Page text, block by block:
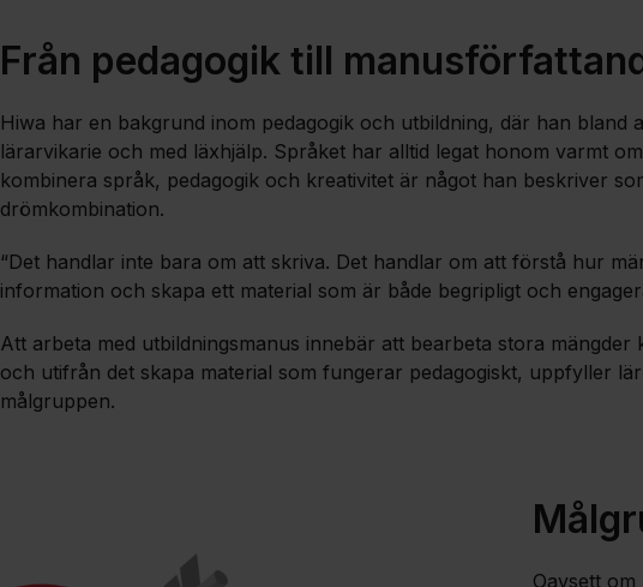
Från pedagogik till
Hiwa har en bakgrund inom pedagogik och utbildning, där han bland
lärarvikarie och med läxhjälp. Språket har alltid legat honom varmt
kombinera språk, pedagogik och kreativitet är något han beskriver
drömkombination.
“Det handlar inte bara om att skriva. Det handlar om att förstå hur
information och skapa ett material som är både begripligt och
Att arbeta med utbildningsmanus innebär att bearbeta stora mängder
och utifrån det skapa material som fungerar pedagogiskt, uppfyller
målgruppen.
Oavsett